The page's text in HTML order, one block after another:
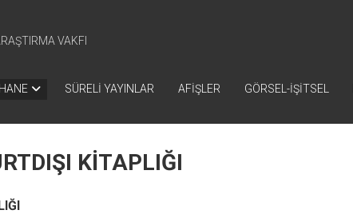
VAKFI
SÜRELİ YAYINLAR AFİŞLER GÖRSEL-İŞİTSEL
KİTAPLIĞI